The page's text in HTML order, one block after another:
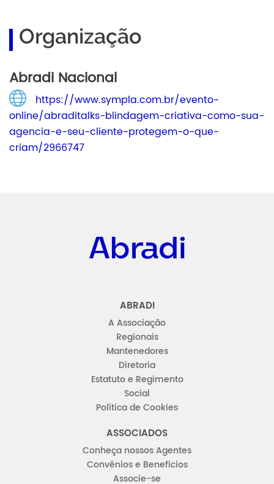
Organização
Abradi Nacional
https://www.sympla.com.br/evento-
online/abraditalks-blindagem-criativa-como-sua-
agencia-e-seu-cliente-protegem-o-que-
criam/2966747
ABRADI
A Associação
Regionais
Mantenedores
Diretoria
Estatuto e Regimento
Social
Política de Cookies
ASSOCIADOS
Conheça nossos Agentes
Convênios e Benefícios
Associe-se